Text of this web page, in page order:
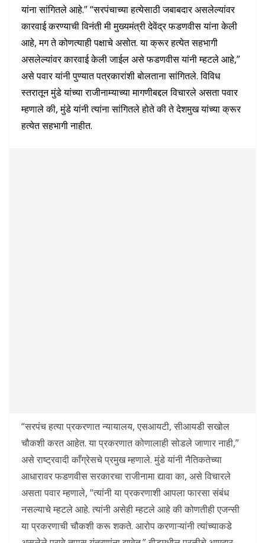
यांना सांगितले आहे.” “सरपंचाच्या हत्येसाठी जबाबदार असलेल्यांवर
कारवाई करण्याची विनंती मी मुख्यमंत्री देवेंद्र फडणवीस यांना केली
आहे, मग ते कोणत्याही पक्षाचे असोत. या क्रूर हत्येत सहभागी
असलेल्यांवर कारवाई केली जाईल असे फडणवीस यांनी म्हटले आहे,”
असे पवार यांनी पुण्यात पत्रकारांशी बोलताना सांगितले. विविध
स्तरातून मुंडे यांच्या राजीनाम्याच्या मागणीबद्दल विचारले असता पवार
म्हणाले की, मुंडे यांनी त्यांना सांगितले होते की ते देशमुख यांच्या क्रूर
हत्येत सहभागी नाहीत.
“सरपंच हत्या प्रकरणात न्यायालय, एसआयटी, सीआयडी सखोल
चौकशी करत आहेत. या प्रकरणात कोणालाही सोडले जाणार नाही,”
असे राष्ट्रवादी काँग्रेसचे प्रमुख म्हणाले. मुंडे यांनी नैतिकतेच्या
आधारावर फडणवीस सरकारचा राजीनामा द्यावा का, असे विचारले
असता पवार म्हणाले, “त्यांनी या प्रकरणाशी आपला फारसा संबंध
नसल्याचे म्हटले आहे. त्यांनी असेही म्हटले आहे की कोणतीही एजन्सी
या प्रकरणाची चौकशी करू शकते. आरोप करणाऱ्यांनी त्यांच्याकडे